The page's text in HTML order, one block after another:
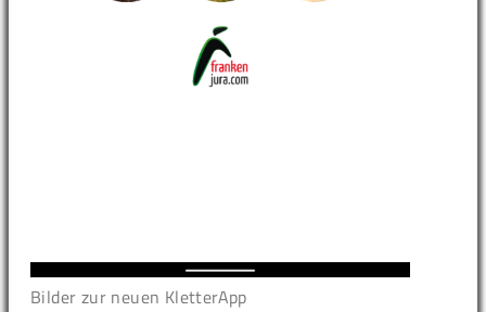
Bilder zur neuen KletterApp